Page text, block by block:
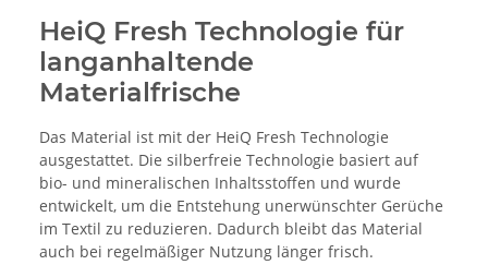
HeiQ Fresh Technologie für
langanhaltende
Materialfrische
Das Material ist mit der HeiQ Fresh Technologie
ausgestattet. Die silberfreie Technologie basiert auf
bio- und mineralischen Inhaltsstoffen und wurde
entwickelt, um die Entstehung unerwünschter Gerüche
im Textil zu reduzieren. Dadurch bleibt das Material
auch bei regelmäßiger Nutzung länger frisch.